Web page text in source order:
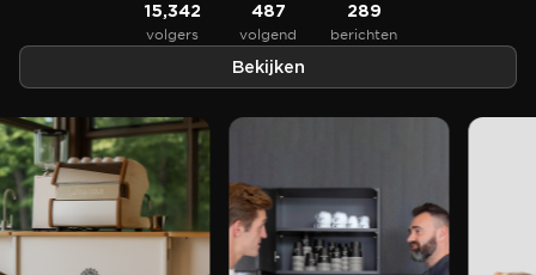
15,342
volgers
487
volgend
289
berichten
Bekijken